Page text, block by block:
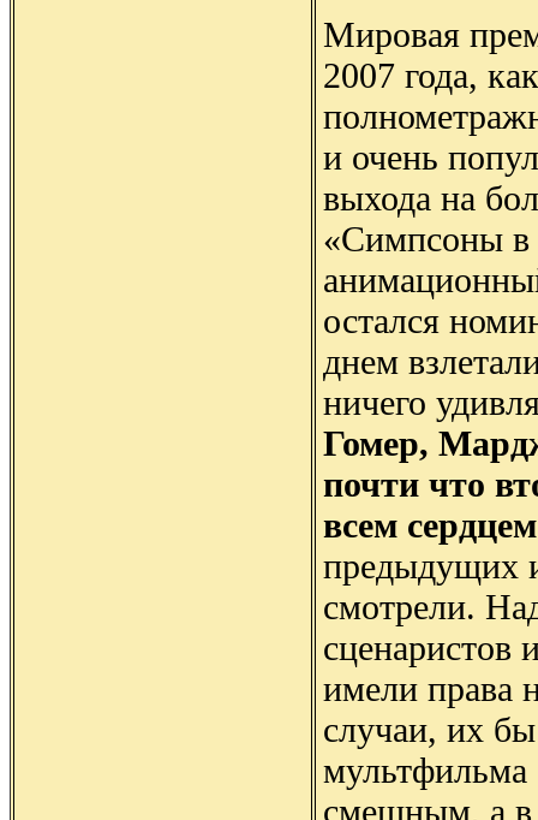
Мировая
2007 года,
и очень
выхода на
«Симпсоны в
остался
днем
ничего
Гомер,
почти что
всем
предыдущих
смотрели.
сценаристов
имели права
случаи, их
мультфильма
смешным, а в